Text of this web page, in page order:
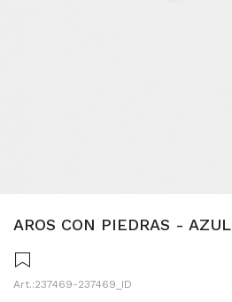
AROS CON PIEDRAS - AZUL
237469-237469_ID